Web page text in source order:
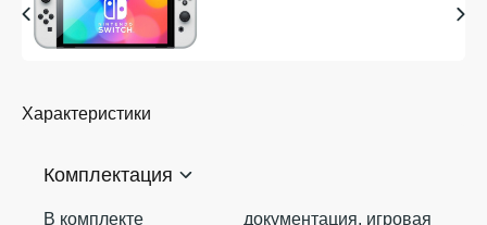
Характеристики
Комплектация
В комплекте
документация, игровая